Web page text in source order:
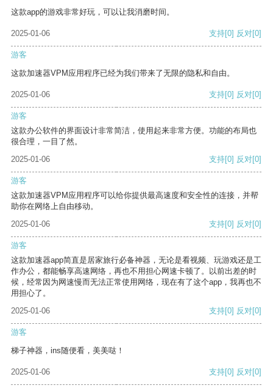
这款app的游戏非常好玩，可以让我消磨时间。
2025-01-06 支持[0] 反对[0]
游客
这款加速器VPM应用程序已经为我们带来了无限的隐私和自由。
2025-01-06 支持[0] 反对[0]
游客
这款办公软件的界面设计非常简洁，使用起来非常方便。功能的布局也
很合理，一目了然。
2025-01-06
支持[0] 反对[0]
游客
这款加速器VPM应用程序可以给你提供最高速度和安全性的连接，并帮
助你在网络上自由移动。
2025-01-06
支持[0] 反对[0]
游客
这款加速器app简直是居家旅行必备神器，无论是看视频、玩游戏还是工
作办公，都能畅享高速网络，再也不用担心网速卡顿了。以前出差的时
候，经常因为网速慢而无法正常使用网络，现在有了这个app，我再也不
用担心了。
2025-01-06
支持[0] 反对[0]
游客
梯子神器，ins随便看，美美哒！
2025-01-06 支持[0] 反对[0]